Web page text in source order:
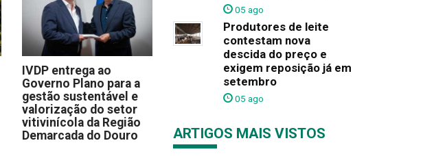
IVDP entrega ao
Governo Plano para a
gestão sustentável e
valorização do setor
vitivinícola da Região
Demarcada do Douro
05 ago
Produtores de leite
contestam nova
descida do preço e
exigem reposição já em
setembro
05 ago
ARTIGOS MAIS VISTOS